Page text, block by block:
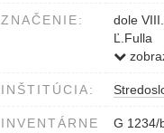
ZNAČENIE:
dole
Ľ.Fulla
v
INŠTITÚCIA:
INVENTÁRNE
G 1234/